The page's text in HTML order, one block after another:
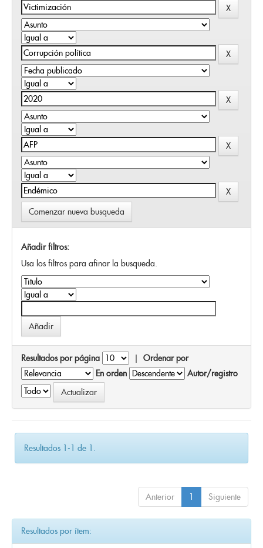
Comenzar nueva busqueda
Añadir filtros:
Usa los filtros para afinar la busqueda.
Resultados por página | Ordenar por
En orden
Autor/registro
Resultados 1-1 de 1.
Anterior 1 Siguiente
Resultados por ítem: